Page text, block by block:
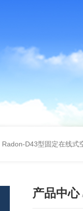
Radon-D43型固定在线式
产品中心